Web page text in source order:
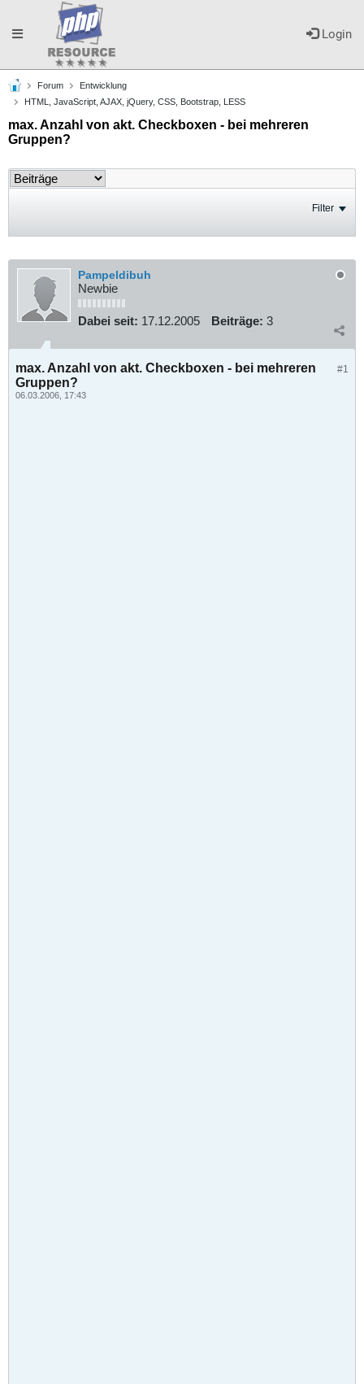
Login
Toggle
navigation
Forum
Entwicklung
HTML, JavaScript, AJAX, jQuery, CSS, Bootstrap, LESS
max. Anzahl von akt. Checkboxen - bei mehreren
Gruppen?
Filter
Pampeldibuh
Newbie
Dabei seit: 17.12.2005 Beiträge: 3
#1
max. Anzahl von akt. Checkboxen - bei mehreren
Gruppen?
06.03.2006, 17:43